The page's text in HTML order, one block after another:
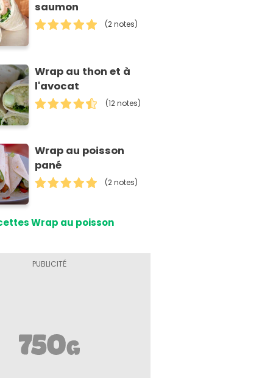
saumon
(2 notes)
Wrap au thon et à
l'avocat
(12 notes)
Wrap au poisson
pané
(2 notes)
Wrap au poisson